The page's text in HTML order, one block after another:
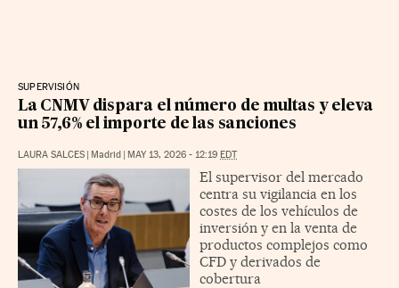
SUPERVISIÓN
La CNMV dispara el número de multas y eleva
un 57,6% el importe de las sanciones
LAURA SALCES | Madrid | MAY 13, 2026 - 12:19 EDT
El supervisor del mercado
centra su vigilancia en los
costes de los vehículos de
inversión y en la venta de
productos complejos como
CFD y derivados de
cobertura